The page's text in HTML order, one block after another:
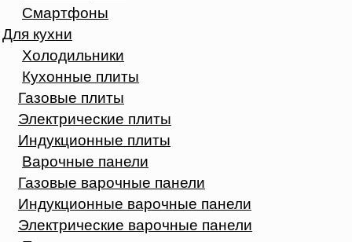
Смартфоны
Для кухни
Холодильники
Кухонные плиты
Газовые плиты
Электрические плиты
Индукционные плиты
Варочные панели
Газовые варочные панели
Индукционные варочные панели
Электрические варочные панели